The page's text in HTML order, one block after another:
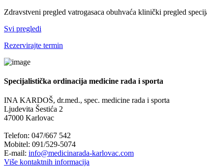
Zdravstveni pregled vatrogasaca obuhvaća klinički pregled
Svi pregledi
Rezervirajte termin
Specijalistička ordinacija medicine rada i sporta
INA KARDOŠ, dr.med., spec. medicine rada i sporta
Ljudevita Šestića 2
47000 Karlovac
Telefon: 047/667 542
Mobitel: 091/529-5074
E-mail: info@medicinarada-karlovac.com
Više kontaktnih informacija